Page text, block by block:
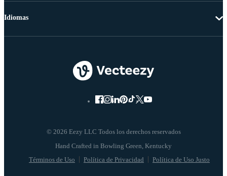
© 2026 Eezy LLC Todos los derechos reservados
Términos de Uso Política de Privacidad Política de Uso Justo
Idiomas